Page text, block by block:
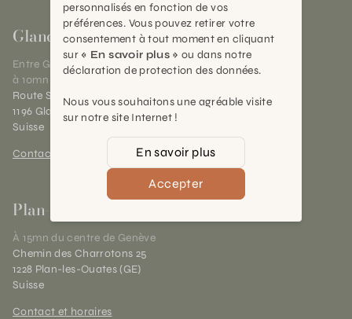
Gland
Entre Genève et Lausanne,
à 10mn de Nyon
Route Suisse 40
1196 Gland (VD)
Suisse
Contact et horaires
Plan-les-Ouates
À 15mn du centre de Genève
Chemin des Charrotons 25
1228 Plan-les-Ouates (GE)
Suisse
Contact et horaires
personnalisés en fonction de vos
préférences. Vous pouvez retirer votre
consentement à tout moment en cliquant
sur « En savoir plus » ou dans notre
déclaration de protection des données.
Nous vous souhaitons une agréable visite
sur notre site Internet !
En savoir plus
Accepter